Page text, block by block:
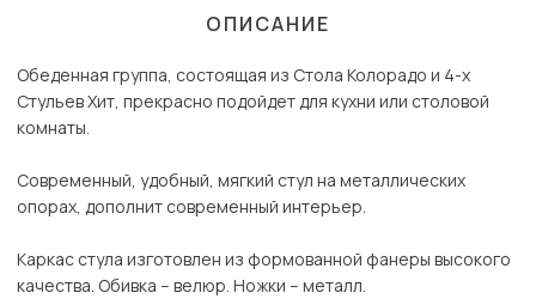
ОПИСАНИЕ
Обеденная группа, состоящая из Стола Колорадо и 4-х
Стульев Хит, прекрасно подойдет для кухни или столовой
комнаты.
Современный, удобный, мягкий стул на металлических
опорах, дополнит современный интерьер.
Каркас стула изготовлен из формованной фанеры высокого
качества. Обивка – велюр. Ножки – металл.